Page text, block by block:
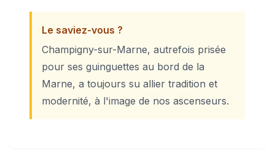
Le saviez-vous ?
Champigny-sur-Marne, autrefois prisée
pour ses guinguettes au bord de la
Marne, a toujours su allier tradition et
modernité, à l'image de nos ascenseurs.